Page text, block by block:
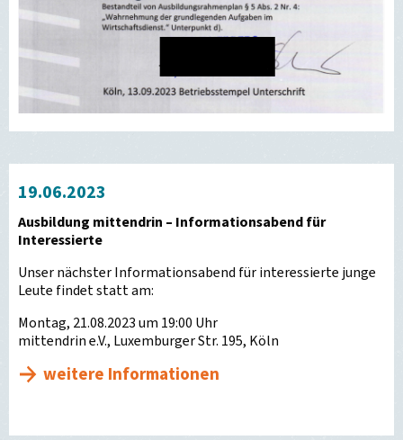
19.06.2023
Ausbildung mittendrin – Informationsabend für
Interessierte
Unser nächster Informationsabend für interessierte junge
Leute findet statt am:
Montag, 21.08.2023 um 19:00 Uhr
mittendrin e.V., Luxemburger Str. 195, Köln
weitere Informationen